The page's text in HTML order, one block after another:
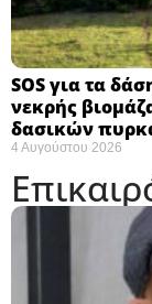
SOS για τα
νεκρής
δασικών
4 Αυγούστου 2026